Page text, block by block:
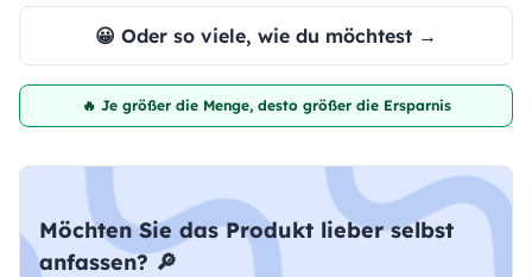
😀 Oder so viele, wie du möchtest →
🔥 Je größer die Menge, desto größer die Ersparnis
Möchten Sie das Produkt lieber selbst
anfassen? 🔎